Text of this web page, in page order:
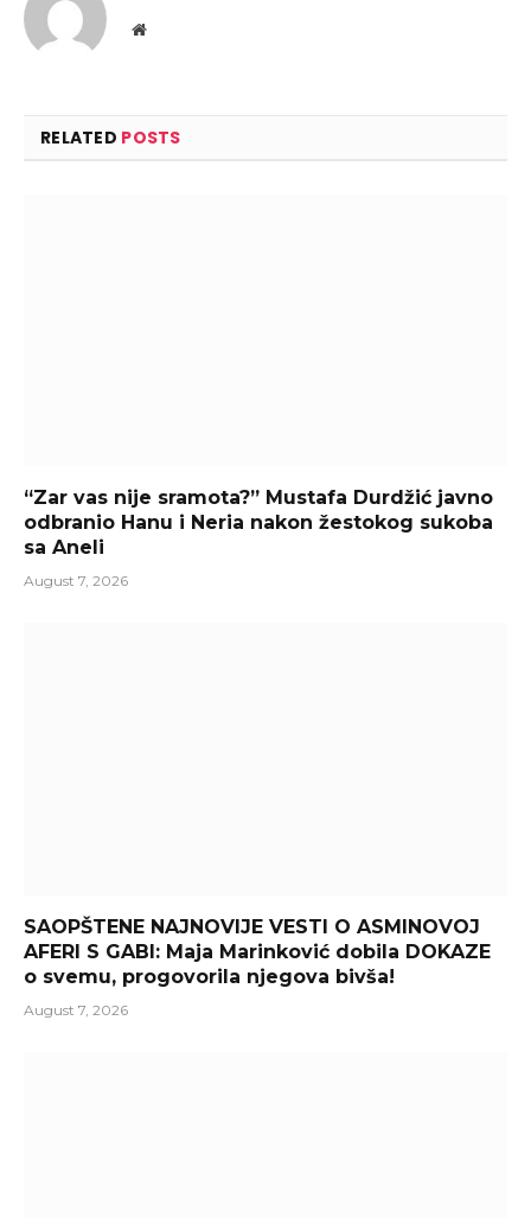
Website
RELATED POSTS
“Zar vas nije sramota?” Mustafa Durdžić javno
odbranio Hanu i Neria nakon žestokog sukoba
sa Aneli
August 7, 2026
SAOPŠTENE NAJNOVIJE VESTI O ASMINOVOJ
AFERI S GABI: Maja Marinković dobila DOKAZE
o svemu, progovorila njegova bivša!
August 7, 2026